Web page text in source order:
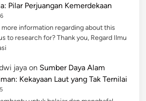
Pilar Perjuangan Kemerdekaan
information regarding about this
to research for? Thank you, Regard Ilmu
jaya on Sumber Daya Alam
Kekayaan Laut yang Tak Ternilai